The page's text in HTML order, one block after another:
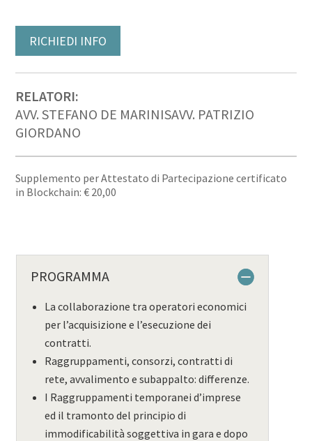
RICHIEDI INFO
RELATORI:
AVV. STEFANO DE MARINISAVV. PATRIZIO
GIORDANO
Supplemento per Attestato di Partecipazione certificato
in Blockchain: € 20,00
PROGRAMMA
La collaborazione tra operatori economici
per l’acquisizione e l’esecuzione dei
contratti.
Raggruppamenti, consorzi, contratti di
rete, avvalimento e subappalto: differenze.
I Raggruppamenti temporanei d’imprese
ed il tramonto del principio di
immodificabilità soggettiva in gara e dopo